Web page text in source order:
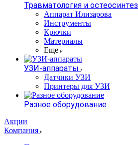
Травматология и остеосинтез
Аппарат Илизарова
Инструменты
Крючки
Материалы
Еще
УЗИ-аппараты
Датчики УЗИ
Принтеры для УЗИ
Разное оборудование
Акции
Компания